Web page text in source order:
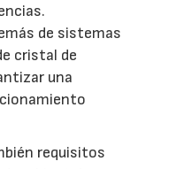
de sistemas
cristal de
una
requisitos